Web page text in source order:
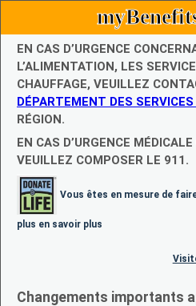
EN CAS D’URGENCE
L’ALIMENTATION, LES
CHAUFFAGE, VEUILLEZ
DÉPARTEMENT DES
RÉGION.
EN CAS D’URGENCE
VEUILLEZ COMPOSER LE 911.
Vous êtes en mesure de
plus en savoir plus
Changements importants